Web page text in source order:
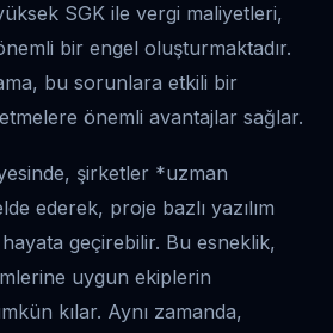
SGK ile vergi maliyetleri,
bir engel oluşturmaktadır.
bu sorunlara etkili bir
önemli avantajlar sağlar.
şirketler *uzman
ederek, proje bazlı yazılım
geçirebilir. Bu esneklik,
uygun ekiplerin
kılar. Aynı zamanda,